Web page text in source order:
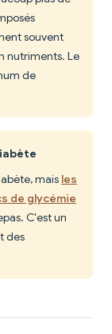
souvent
nutriments. Le
de
mais les
de glycémie
C'est un
des